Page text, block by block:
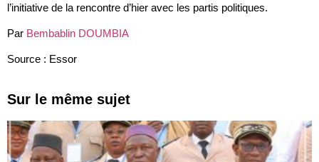
l’initiative de la rencontre d’hier avec les partis politiques.
Par Bembablin DOUMBIA
Source : Essor
Sur le même sujet